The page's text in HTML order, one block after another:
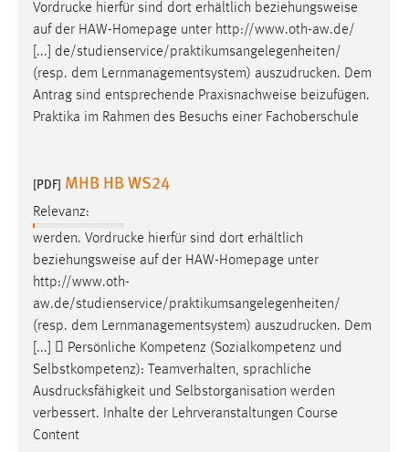
Vordrucke hierfür sind dort erhältlich beziehungsweise
auf der HAW-Homepage unter http://www.oth-aw.de/
[...] de/studienservice/praktikumsangelegenheiten/
(resp. dem Lernmanagementsystem) auszudrucken. Dem
Antrag sind entsprechende Praxisnachweise beizufügen.
Praktika im Rahmen des Besuchs einer Fachoberschule
[PDF] MHB HB WS24
Relevanz:
werden. Vordrucke hierfür sind dort erhältlich
beziehungsweise auf der HAW-Homepage unter
http://www.oth-
aw.de/studienservice/praktikumsangelegenheiten/
(resp. dem Lernmanagementsystem) auszudrucken. Dem
[...]  Persönliche Kompetenz (Sozialkompetenz und
Selbstkompetenz): Teamverhalten, sprachliche
Ausdrucksfähigkeit und Selbstorganisation werden
verbessert. Inhalte der Lehrveranstaltungen Course
Content